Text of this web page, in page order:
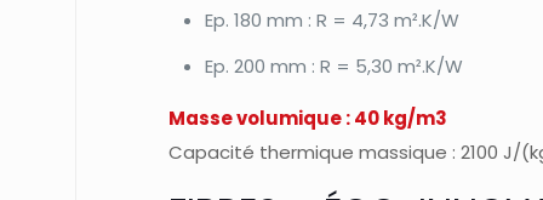
Ep. 180 mm : R = 4,73 m².K/W
Ep. 200 mm : R = 5,30 m².K/W
Masse volumique : 40 kg/m3
Capacité thermique massique : 2100 J/